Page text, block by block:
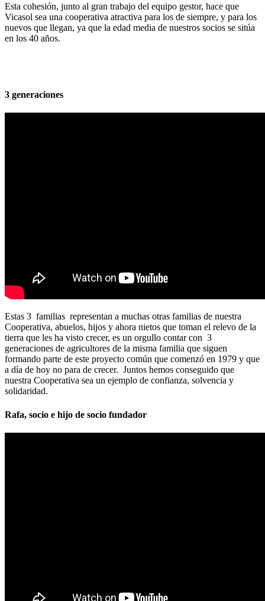
Esta cohesión, junto al gran trabajo del equipo gestor, hace que
Vicasol sea una cooperativa atractiva para los de siempre, y para los
nuevos que llegan, ya que la edad media de nuestros socios se sitúa
en los 40 años.
3 generaciones
Estas 3 familias representan a muchas otras familias de nuestra
Cooperativa, abuelos, hijos y ahora nietos que toman el relevo de la
tierra que les ha visto crecer, es un orgullo contar con 3
generaciones de agricultores de la misma familia que siguen
formando parte de este proyecto común que comenzó en 1979 y que
a día de hoy no para de crecer. Juntos hemos conseguido que
nuestra Cooperativa sea un ejemplo de confianza, solvencia y
solidaridad.
Rafa, socio e hijo de socio fundador